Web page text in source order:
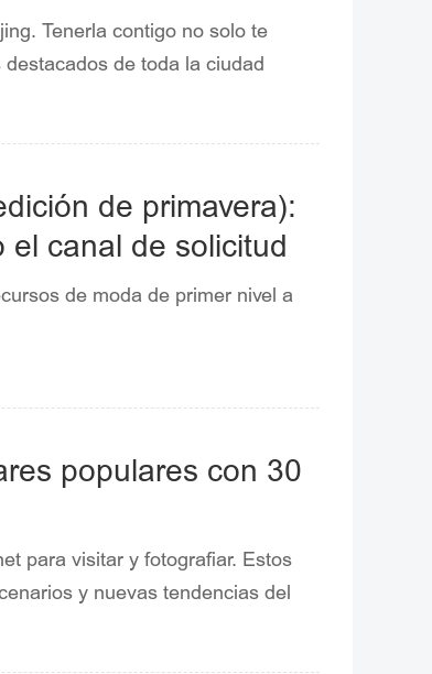
Tenerla contigo no solo te
de toda la ciudad
de primavera):
canal de solicitud
de moda de primer nivel a
populares con 30
para visitar y fotografiar. Estos
y nuevas tendencias del